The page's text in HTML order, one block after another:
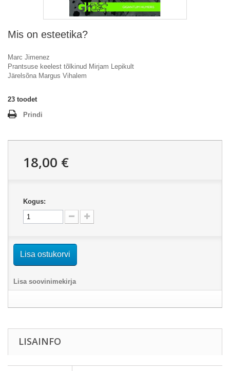
Mis on esteetika?
Marc Jimenez
Prantsuse keelest tõlkinud Mirjam Lepikult
Järelsõna Margus Vihalem
23 toodet
Prindi
18,00 €
Kogus:
Lisa ostukorvi
Lisa soovinimekirja
LISAINFO